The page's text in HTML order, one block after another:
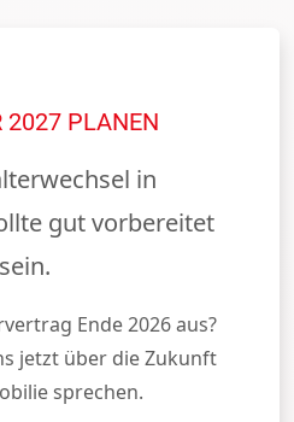
2027 PLANEN
in
gut vorbereitet
sein.
Ende 2026 aus?
jetzt über die Zukunft
sprechen.